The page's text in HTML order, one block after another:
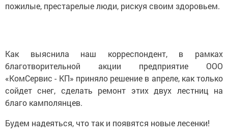
пожилые, престарелые люди, рискуя своим здоровьем.
Как выяснила наш корреспондент, в рамках
благотворительной акции предприятие ООО
«КомСервис - КП» приняло решение в апреле, как только
сойдет снег, сделать ремонт этих двух лестниц на
благо камполянцев.
Будем надеяться, что так и появятся новые лесенки!